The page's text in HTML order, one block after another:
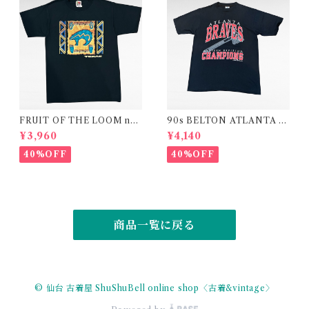
FRUIT OF THE LOOM nati
ve american print t-shirt
¥3,960
40%OFF
90s BELTON ATLANTA B
RAVES "WESTERN DIVISI
ON CHAMPIONS "print t-
shirt
¥4,140
40%OFF
商品一覧に戻る
© 仙台 古着屋 ShuShuBell online shop〈古着&vintage〉